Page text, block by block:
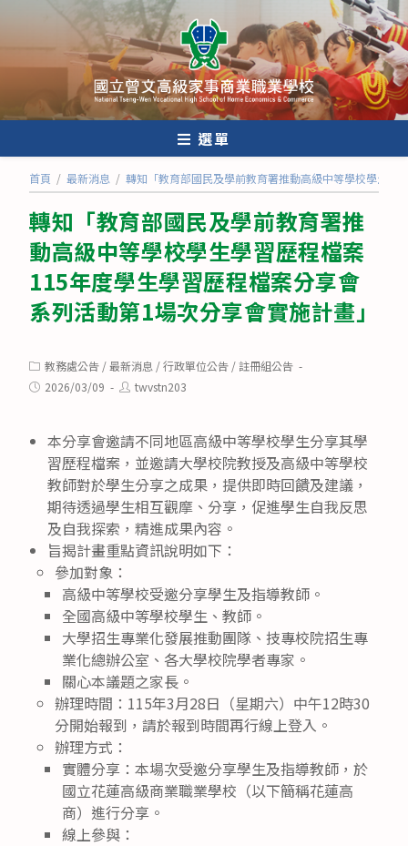
內
選單
首頁 / 最新消息 / 轉知「教育部國民及學前教育署推動高級中等學校學生
轉知「教育部國民及學前教育署推
動高級中等學校學生學習歷程檔案
115年度學生學習歷程檔案分享會
系列活動第1場次分享會實施計畫」
Post
category:
教務處公告 /最新消息 /行政單位公告 /註冊組公告
Post2026/03/09
Posttwvstn203
本分享會邀請不同地區高級中等學校學生分享其學
習歷程檔案，並邀請大學校院教授及高級中等學校
教師對於學生分享之成果，提供即時回饋及建議，
期待透過學生相互觀摩、分享，促進學生自我反思
及自我探索，精進成果內容。
旨揭計畫重點資訊說明如下：
參加對象：
高級中等學校受邀分享學生及指導教師。
全國高級中等學校學生、教師。
大學招生專業化發展推動團隊、技專校院招生專
業化總辦公室、各大學校院學者專家。
關心本議題之家長。
辦理時間：115年3月28日（星期六）中午12時30
分開始報到，請於報到時間再行線上登入。
辦理方式：
實體分享：本場次受邀分享學生及指導教師，於
國立花蓮高級商業職業學校（以下簡稱花蓮高
商）進行分享。
線上參與：